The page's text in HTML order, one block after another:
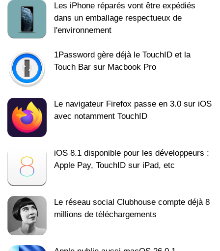
Les iPhone réparés vont être expédiés
dans un emballage respectueux de
l'environnement
1Password gère déjà le TouchID et la
Touch Bar sur Macbook Pro
Le navigateur Firefox passe en 3.0 sur iOS
avec notamment TouchID
iOS 8.1 disponible pour les développeurs :
Apple Pay, TouchID sur iPad, etc
Le réseau social Clubhouse compte déjà 8
millions de téléchargements